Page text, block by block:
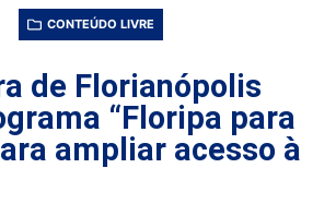
CONTEÚDO LIVRE
de Florianópolis
“Floripa para
ampliar acesso à